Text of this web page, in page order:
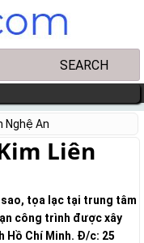
Nghệ An
Liên
sao, tọa lạc tại trung tâm
công trình được xây
Hồ Chí Minh. Đ/c: 25